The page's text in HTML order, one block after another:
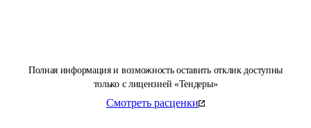
Полная информация и возможность оставить отклик доступны
только с лицензией «Тендеры»
Смотреть расценки